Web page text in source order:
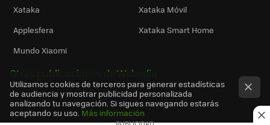
Xataka
Xataka Móvil
Applesfera
Xataka Smart Home
Mundo Xiaomi
Otras publicaciones de Webedia
Utilizamos cookies de terceros para generar estadísticas
de audiencia y mostrar publicidad personalizada
analizando tu navegación. Si sigues navegando estarás
aceptando su uso. Más información